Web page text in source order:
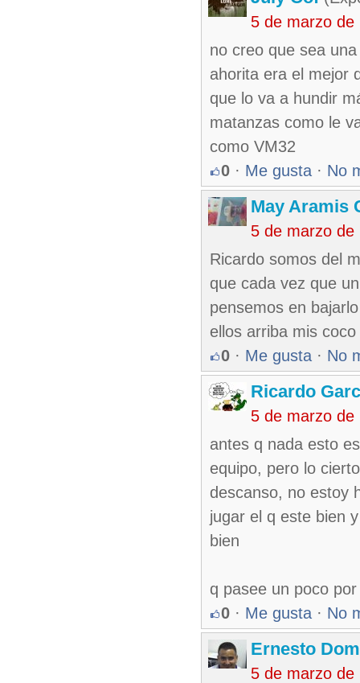
5 de marzo de
no creo que sea
ahorita era el mejor
que lo va a hundir
matanzas como le
como VM32
0 · Me gusta · No
May Aramis
5 de marzo de
Ricardo somos del
que cada vez que
pensemos en
ellos arriba mis
0 · Me gusta · No
Ricardo
5 de marzo de
antes q nada esto
equipo, pero lo
descanso, no estoy
jugar el q este bien
bien
q pasee un poco
0 · Me gusta · No
Ernesto
5 de marzo de